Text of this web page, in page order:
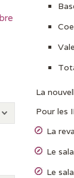
La
Pour les
La
Le
Le